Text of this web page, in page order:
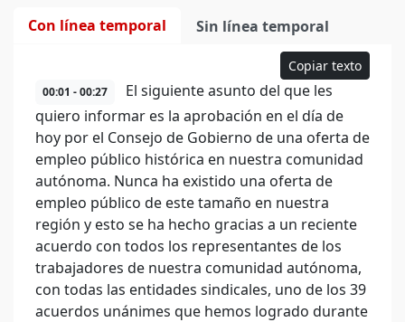
Con línea temporal Sin línea temporal
Copiar texto
00:01 - 00:27
El siguiente asunto del que les
quiero informar es la aprobación en el día de
hoy por el Consejo de Gobierno de una oferta de
empleo público histórica en nuestra comunidad
autónoma. Nunca ha existido una oferta de
empleo público de este tamaño en nuestra
región y esto se ha hecho gracias a un reciente
acuerdo con todos los representantes de los
trabajadores de nuestra comunidad autónoma,
con todas las entidades sindicales, uno de los 39
acuerdos unánimes que hemos logrado durante